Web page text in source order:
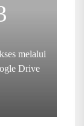
melalui
Drive